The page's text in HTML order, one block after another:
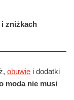
zniżkach
obuwie i dodatki
moda nie musi